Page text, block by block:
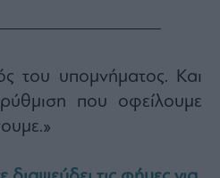
του υπομνήματος. Και
που οφείλουμε